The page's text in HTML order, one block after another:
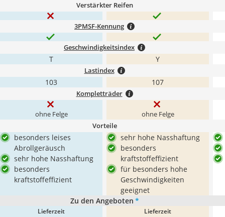
Verstärkter Reifen
3PMSF-Kennung
Geschwindigkeitsindex
T Y
Lastindex
103 107
Kompletträder
ohne Felge ohne Felge
Vorteile
besonders leises
Abrollgeräusch
sehr hohe Nasshaftung
besonders
kraftstoffeffizient
sehr hohe Nasshaftung
besonders
kraftstoffeffizient
für besonders hohe
Geschwindigkeiten
geeignet
Zu den Angeboten *
Lieferzeit Lieferzeit